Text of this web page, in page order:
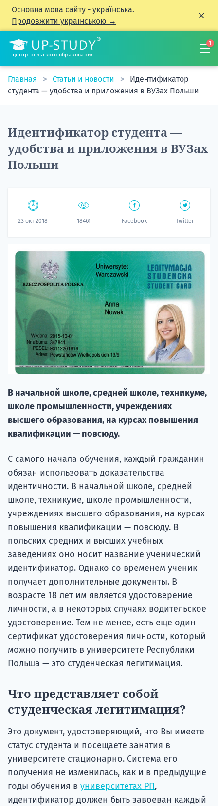
Основна мова сайту - українська.
Продовжити українською →
центр польского образования
1
Главная Статьи и новости
Идентификатор
студента — удобства и приложения в ВУЗах Польши
Идентификатор студента —
удобства и приложения в ВУЗах
Польши
23 окт 2018 18461 Facebook Twitter
В начальной школе, средней школе, техникуме,
школе промышленности, учреждениях
высшего образования, на курсах повышения
квалификации — повсюду.
С самого начала обучения, каждый гражданин
обязан использовать доказательства
идентичности. В начальной школе, средней
школе, техникуме, школе промышленности,
учреждениях высшего образования, на курсах
повышения квалификации — повсюду. В
польских средних и высших учебных
заведениях оно носит название ученический
идентификатор. Однако со временем ученик
получает дополнительные документы. В
возрасте 18 лет им является удостоверение
личности, а в некоторых случаях водительское
удостоверение. Тем не менее, есть еще один
сертификат удостоверения личности, который
можно получить в университете Республики
Польша — это студенческая легитимация.
Что представляет собой
студенческая легитимация?
Это документ, удостоверяющий, что Вы имеете
статус студента и посещаете занятия в
университете стационарно. Система его
получения не изменилась, как и в предыдущие
годы обучения в университетах РП,
идентификатор должен быть завоеван каждый